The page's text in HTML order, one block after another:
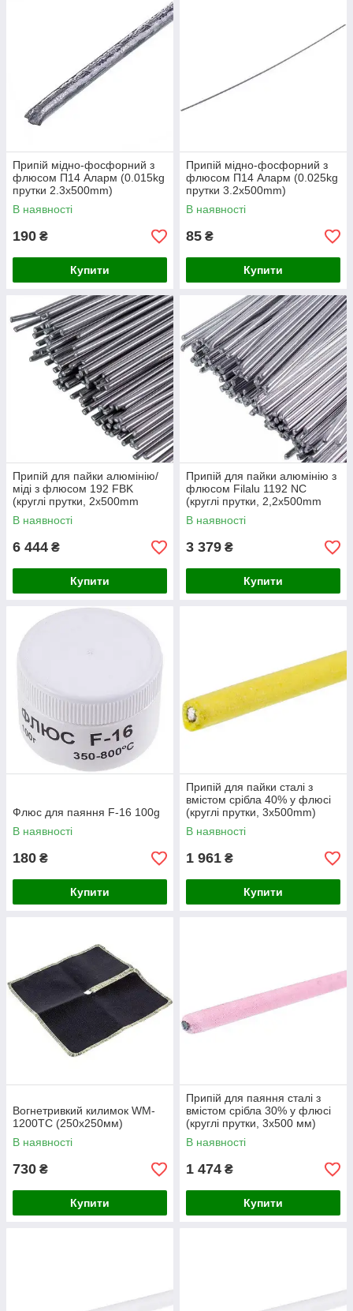
Припій мідно-фосфорний з
флюсом П14 Аларм (0.015kg
прутки 2.3x500mm)
В наявності
190 ₴
Купити
Припій мідно-фосфорний з
флюсом П14 Аларм (0.025kg
прутки 3.2x500mm)
В наявності
85 ₴
Купити
Припій для пайки алюмінію/
міді з флюсом 192 FBK
(круглі прутки, 2x500mm
упаковка 1kg)
В наявності
6 444 ₴
Купити
Припій для пайки алюмінію з
флюсом Filalu 1192 NC
(круглі прутки, 2,2x500mm
упаковка 0,5kg)
В наявності
3 379 ₴
Купити
Флюс для паяння F-16 100g
В наявності
180 ₴
Купити
Припій для пайки сталі з
вмістом срібла 40% у флюсі
(круглі прутки, 3x500mm)
SaldFlux
В наявності
1 961 ₴
Купити
Вогнетривкий килимок WM-
1200TC (250х250мм)
В наявності
730 ₴
Купити
Припій для паяння сталі з
вмістом срібла 30% у флюсі
(круглі прутки, 3x500 мм)
SaldFlux
В наявності
1 474 ₴
Купити